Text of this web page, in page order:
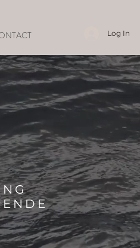
Log In